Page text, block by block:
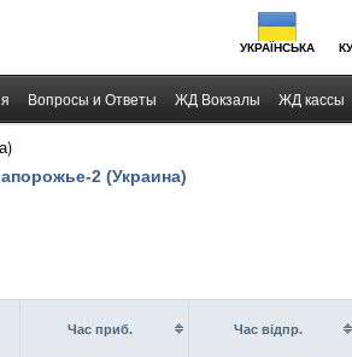
УКРАЇНСЬКА
Вопросы и Ответы ЖД Вокзалы ЖД кассы
2 (Украина)
Час приб. Час вiдпр.